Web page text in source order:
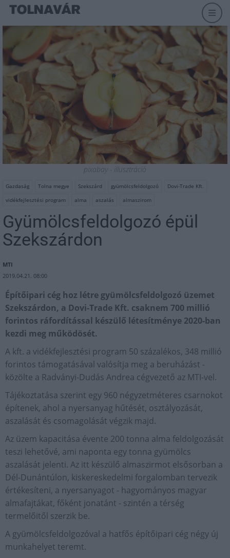
pixabay - illusztráció
Gazdaság Tolna megye Szekszárd gyümölcsfeldolgozó
Dovi-Trade Kft.
vidékfejlesztési program
alma aszalás almaszirom
Gyümölcsfeldolgozó épül
Szekszárdon
MTI
2019.04.21. 08:00
Építőipari cég hoz létre gyümölcsfeldolgozó üzemet
Szekszárdon, a Dovi-Trade Kft. csaknem 700 millió
forintos ráfordítással készülő létesítménye 2020-ban
kezdi meg működösét.
A kft. a vidékfejlesztési program 50 százalékos, 348 millió
forintos támogatásával valósítja meg a beruházást -
közölte a Radványi-Dudás Andrea cégvezető az MTI-vel.
Tájékoztatása szerint egy 960 négyzetméteres csarnokot
építenek, ahol a nyersanyag hűtését, osztályozását,
aszalását és csomagolását végzik majd.
Az üzem kapacitása évente 200 tonna alma feldolgozását
teszi lehetővé, ami naponta egy tonna gyümölcs
aszalását jelenti. Az itt készülő almaszirmot elsősorban a
Dél-Dunántúlon, kiskereskedelmi forgalomban tervezik
értékesíteni, a nyersanyagot - hagyományos magyar
almafajtákat, főként jonatánt - szintén a térség
termelőitől szerzik be.
A gyümölcsfeldolgozóval a hatfős építőipari cég négy új
munkahelyet teremt.